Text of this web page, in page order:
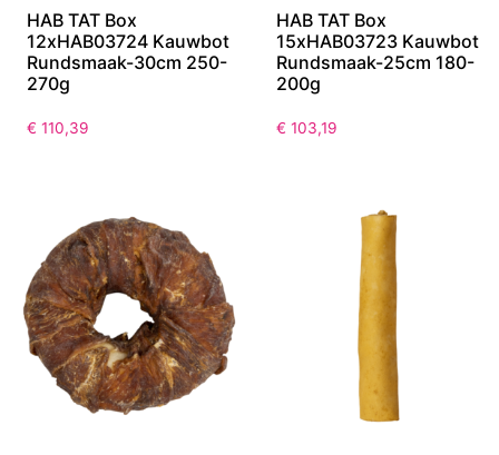
HAB TAT Box
12xHAB03724 Kauwbot
Rundsmaak-30cm 250-
270g
€ 110,39
HAB TAT Box
15xHAB03723 Kauwbot
Rundsmaak-25cm 180-
200g
€ 103,19